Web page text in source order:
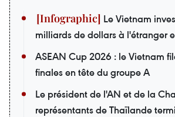
Le Vietnam
milliards de dollars à l'étranger
ASEAN Cup 2026 : le Vietnam
finales en tête du groupe A
Le président de l'AN et de la
représentants de Thaïlande